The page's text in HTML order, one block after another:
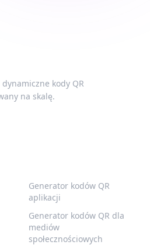
kody QR
na skalę.
Generator kodów QR
aplikacji
Generator kodów QR dla
mediów
społecznościowych